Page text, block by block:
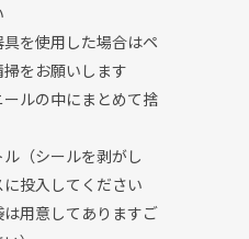
を使用した場合はペ
をお願いします
ルの中にまとめて捨
（シールを剥がし
に投入してください
は用意してありますご